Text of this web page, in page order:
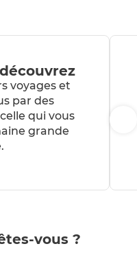
voyages et
par des
qui vous
grande
vous ?